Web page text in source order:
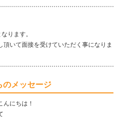
ります。
頂いて面接を受けていただく事になりま
のメッセージ
にちは！